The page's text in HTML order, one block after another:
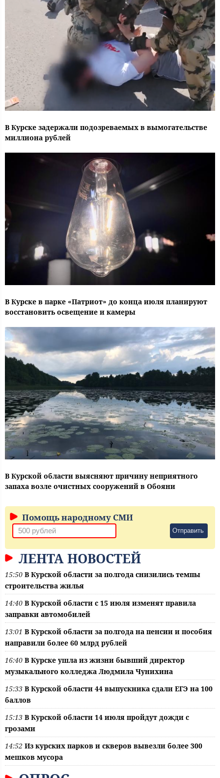
В Курске задержали подозреваемых в вымогательстве
миллиона рублей
В Курске в парке «Патриот» до конца июля планируют
восстановить освещение и камеры
В Курской области выясняют причину неприятного
запаха возле очистных сооружений в Обояни
Помощь народному СМИ
Отправить
ЛЕНТА НОВОСТЕЙ
15:50 В Курской области за полгода снизились темпы
строительства жилья
14:40 В Курской области с 15 июля изменят правила
заправки автомобилей
13:01 В Курской области за полгода на пенсии и пособия
направили более 60 млрд рублей
16:40 В Курске ушла из жизни бывший директор
музыкального колледжа Людмила Чунихина
15:33 В Курской области 44 выпускника сдали ЕГЭ на 100
баллов
15:13 В Курской области 14 июля пройдут дожди с
грозами
14:52 Из курских парков и скверов вывезли более 300
мешков мусора